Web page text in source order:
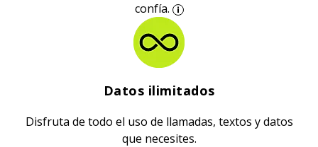
confía.
Datos ilimitados
Disfruta de todo el uso de llamadas, textos y datos
que necesites.